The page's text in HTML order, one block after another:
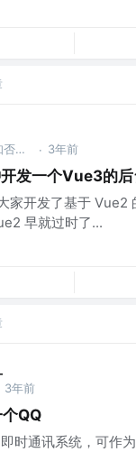
公众号 @知否技术 · 3年前
发一个Vue3的
家开发了基于 Vue2
早就过时了...
3年前
QQ
时通讯系统，可作为